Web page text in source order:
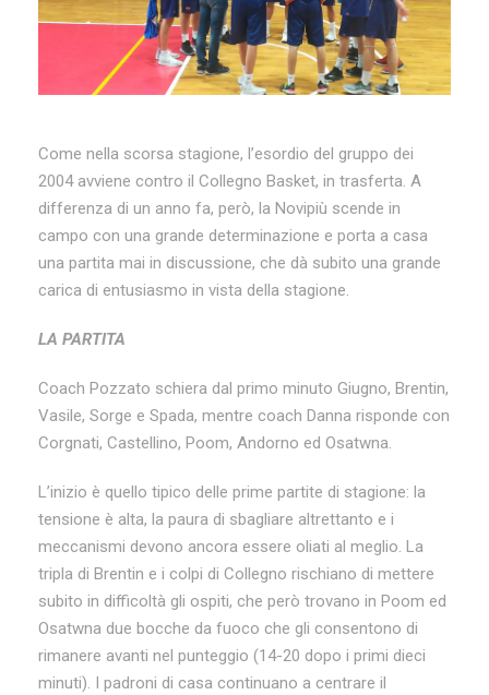
Come nella scorsa stagione, l’esordio del gruppo dei
2004 avviene contro il Collegno Basket, in trasferta. A
differenza di un anno fa, però, la Novipiù scende in
campo con una grande determinazione e porta a casa
una partita mai in discussione, che dà subito una grande
carica di entusiasmo in vista della stagione.
LA PARTITA
Coach Pozzato schiera dal primo minuto Giugno, Brentin,
Vasile, Sorge e Spada, mentre coach Danna risponde con
Corgnati, Castellino, Poom, Andorno ed Osatwna.
L’inizio è quello tipico delle prime partite di stagione: la
tensione è alta, la paura di sbagliare altrettanto e i
meccanismi devono ancora essere oliati al meglio. La
tripla di Brentin e i colpi di Collegno rischiano di mettere
subito in difficoltà gli ospiti, che però trovano in Poom ed
Osatwna due bocche da fuoco che gli consentono di
rimanere avanti nel punteggio (14-20 dopo i primi dieci
minuti). I padroni di casa continuano a centrare il